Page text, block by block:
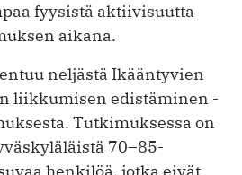
fyysistä aktiivisuutta
aikana.
neljästä Ikääntyvien
liikkumisen edistäminen -
Tutkimuksessa on
70–85-